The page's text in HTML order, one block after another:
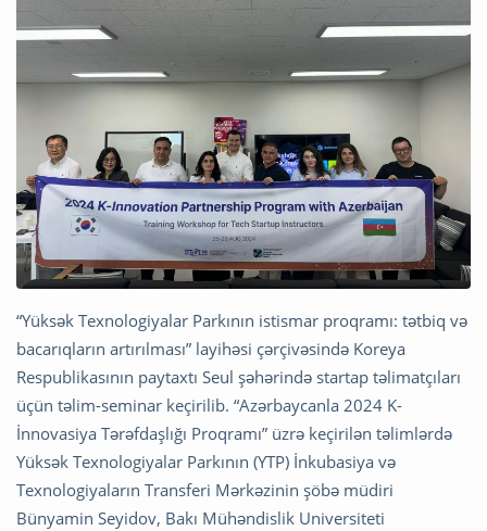
“Yüksək Texnologiyalar Parkının istismar proqramı: tətbiq və
bacarıqların artırılması” layihəsi çərçivəsində Koreya
Respublikasının paytaxtı Seul şəhərində startap təlimatçıları
üçün təlim-seminar keçirilib. “Azərbaycanla 2024 K-
İnnovasiya Tərəfdaşlığı Proqramı” üzrə keçirilən təlimlərdə
Yüksək Texnologiyalar Parkının (YTP) İnkubasiya və
Texnologiyaların Transferi Mərkəzinin şöbə müdiri
Bünyamin Seyidov, Bakı Mühəndislik Universiteti